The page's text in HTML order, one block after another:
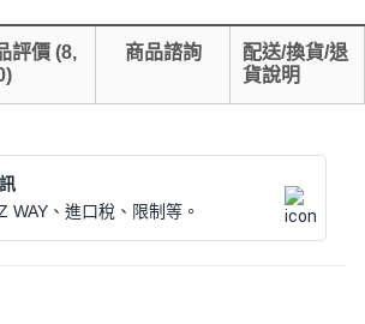
評價 (8,
)
商品諮詢
配送/換貨/退
貨說明
WAY、進口稅、限制等。